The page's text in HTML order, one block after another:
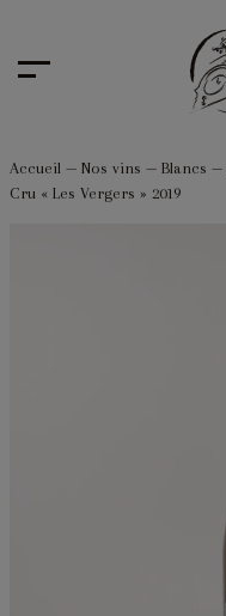
Accueil— Nos vins — Blancs —
Cru « Les Vergers » 2019